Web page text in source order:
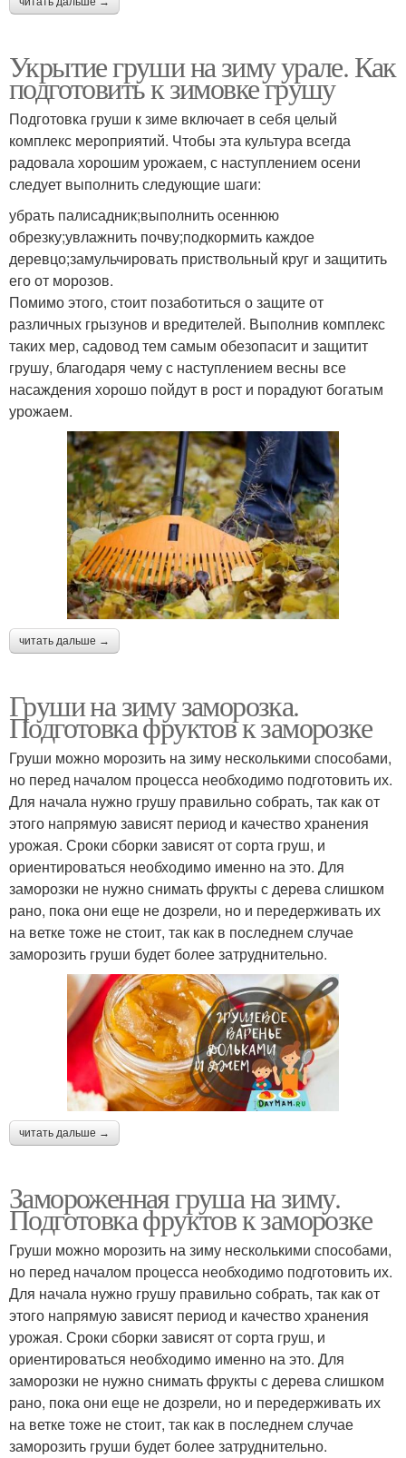
Укрытие груши на зиму урале. Как
подготовить к зимовке грушу
Подготовка груши к зиме включает в себя целый
комплекс мероприятий. Чтобы эта культура всегда
радовала хорошим урожаем, с наступлением осени
следует выполнить следующие шаги:
убрать палисадник;выполнить осеннюю
обрезку;увлажнить почву;подкормить каждое
деревцо;замульчировать приствольный круг и защитить
его от морозов.
Помимо этого, стоит позаботиться о защите от
различных грызунов и вредителей. Выполнив комплекс
таких мер, садовод тем самым обезопасит и защитит
грушу, благодаря чему с наступлением весны все
насаждения хорошо пойдут в рост и порадуют богатым
урожаем.
читать дальше →
Груши на зиму заморозка.
Подготовка фруктов к заморозке
Груши можно морозить на зиму несколькими способами,
но перед началом процесса необходимо подготовить их.
Для начала нужно грушу правильно собрать, так как от
этого напрямую зависят период и качество хранения
урожая. Сроки сборки зависят от сорта груш, и
ориентироваться необходимо именно на это. Для
заморозки не нужно снимать фрукты с дерева слишком
рано, пока они еще не дозрели, но и передерживать их
на ветке тоже не стоит, так как в последнем случае
заморозить груши будет более затруднительно.
читать дальше →
Замороженная груша на зиму.
Подготовка фруктов к заморозке
Груши можно морозить на зиму несколькими способами,
но перед началом процесса необходимо подготовить их.
Для начала нужно грушу правильно собрать, так как от
этого напрямую зависят период и качество хранения
урожая. Сроки сборки зависят от сорта груш, и
ориентироваться необходимо именно на это. Для
заморозки не нужно снимать фрукты с дерева слишком
рано, пока они еще не дозрели, но и передерживать их
на ветке тоже не стоит, так как в последнем случае
заморозить груши будет более затруднительно.